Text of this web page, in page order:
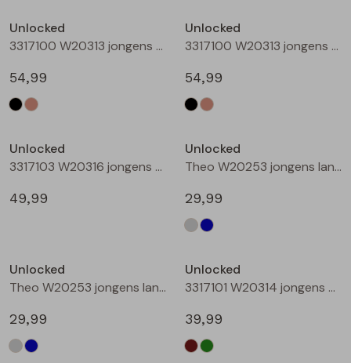
Bermuda's
Unlocked
3317100 W20313 jongens buiten jack Zwart
54,99
Unlocked
3317100 W20313 jongens buiten jack Taupe
54,99
Unlocked
3317103 W20316 jongens buiten jack Camel
49,99
Unlocked
Theo W20253 jongens lange broek Denim grey
29,99
Unlocked
Theo W20253 jongens lange broek Denim
29,99
Unlocked
3317101 W20314 jongens buiten jack Bruin
39,99